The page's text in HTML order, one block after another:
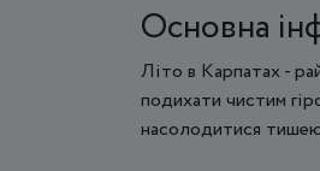
Основна
Літо в Карпатах -
подихати чистим
насолодитися